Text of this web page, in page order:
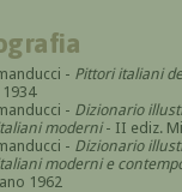
- Pittori italiani
- Dizionario
moderni- II ediz.
- Dizionario
moderni e
1962